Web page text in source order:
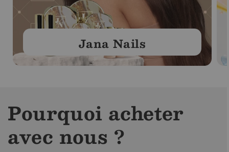
Jana Nails
Pourquoi acheter
avec nous ?